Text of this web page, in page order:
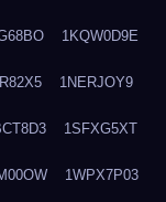
1KQW0D9E
1NERJOY9
1SFXG5XT
1WPX7P03